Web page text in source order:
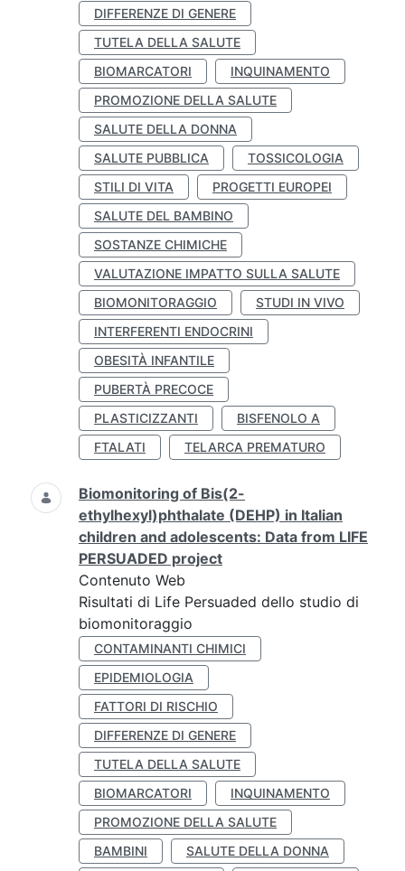
DIFFERENZE DI GENERE
TUTELA DELLA SALUTE
BIOMARCATORI
INQUINAMENTO
PROMOZIONE DELLA SALUTE
SALUTE DELLA DONNA
SALUTE PUBBLICA
TOSSICOLOGIA
STILI DI VITA
PROGETTI EUROPEI
SALUTE DEL BAMBINO
SOSTANZE CHIMICHE
VALUTAZIONE IMPATTO SULLA SALUTE
BIOMONITORAGGIO
STUDI IN VIVO
INTERFERENTI ENDOCRINI
OBESITÀ INFANTILE
PUBERTÀ PRECOCE
PLASTICIZZANTI
BISFENOLO A
FTALATI
TELARCA PREMATURO
Biomonitoring of Bis(2-
ethylhexyl)phthalate (DEHP) in Italian
children and adolescents: Data from LIFE
PERSUADED project
Contenuto Web
Risultati di Life Persuaded dello studio di
biomonitoraggio
CONTAMINANTI CHIMICI
EPIDEMIOLOGIA
FATTORI DI RISCHIO
DIFFERENZE DI GENERE
TUTELA DELLA SALUTE
BIOMARCATORI
INQUINAMENTO
PROMOZIONE DELLA SALUTE
BAMBINI
SALUTE DELLA DONNA